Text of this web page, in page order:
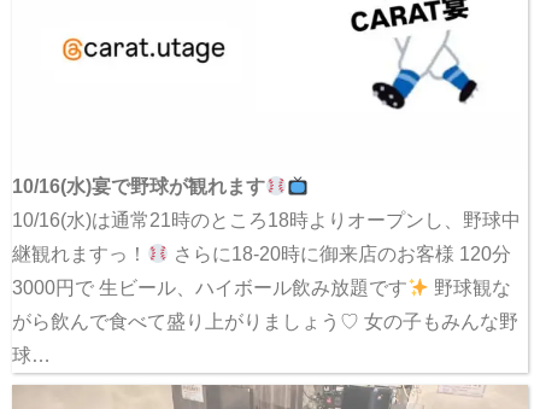
10/16(水)宴で野球が観れます
10/16(水)は通常21時のところ18時よりオープンし、野球中
継観れますっ！
さらに18-20時に御来店のお客様 120分
3000円で 生ビール、ハイボール飲み放題です
野球観な
がら飲んで食べて盛り上がりましょう♡ 女の子もみんな野
球…